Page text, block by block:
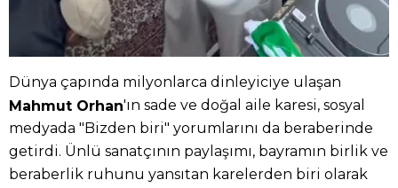
Dünya çapında milyonlarca dinleyiciye ulaşan
Mahmut Orhan'ın sade ve doğal aile karesi, sosyal
medyada "Bizden biri" yorumlarını da beraberinde
getirdi. Ünlü sanatçının paylaşımı, bayramın birlik ve
beraberlik ruhunu yansıtan karelerden biri olarak